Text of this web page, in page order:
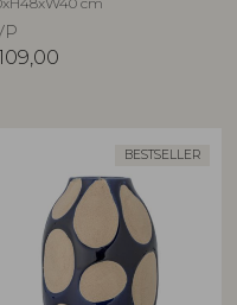
BESTSELLER